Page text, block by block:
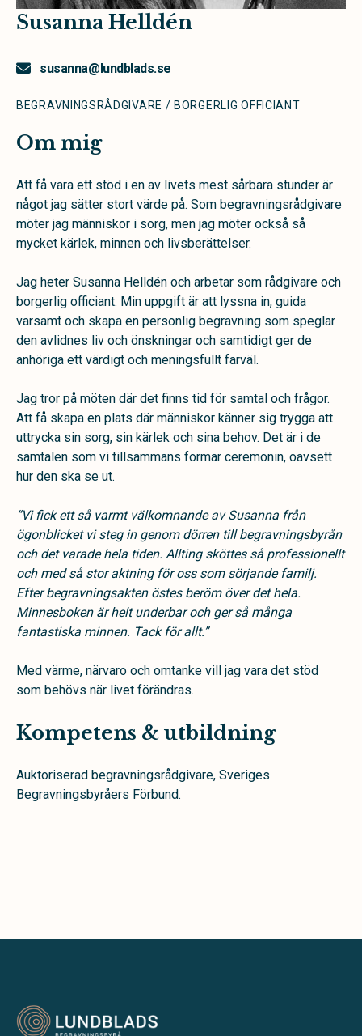
Susanna Helldén
susanna@lundblads.se
BEGRAVNINGSRÅDGIVARE / BORGERLIG OFFICIANT
Om mig
Att få vara ett stöd i en av livets mest sårbara stunder är
något jag sätter stort värde på. Som begravningsrådgivare
möter jag människor i sorg, men jag möter också så
mycket kärlek, minnen och livsberättelser.
Jag heter Susanna Helldén och arbetar som rådgivare och
borgerlig officiant. Min uppgift är att lyssna in, guida
varsamt och skapa en personlig begravning som speglar
den avlidnes liv och önskningar och samtidigt ger de
anhöriga ett värdigt och meningsfullt farväl.
Jag tror på möten där det finns tid för samtal och frågor.
Att få skapa en plats där människor känner sig trygga att
uttrycka sin sorg, sin kärlek och sina behov. Det är i de
samtalen som vi tillsammans formar ceremonin, oavsett
hur den ska se ut.
“Vi fick ett så varmt välkomnande av Susanna från
ögonblicket vi steg in genom dörren till begravningsbyrån
och det varade hela tiden. Allting sköttes så professionellt
och med så stor aktning för oss som sörjande familj.
Efter begravningsakten östes beröm över det hela.
Minnesboken är helt underbar och ger så många
fantastiska minnen. Tack för allt.”
Med värme, närvaro och omtanke vill jag vara det stöd
som behövs när livet förändras.
Kompetens & utbildning
Auktoriserad begravningsrådgivare, Sveriges
Begravningsbyråers Förbund.